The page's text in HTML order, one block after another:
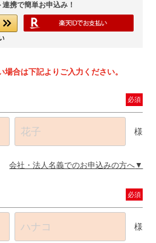
携で簡単お申込み！
合は下記よりご入力ください。
必須
様
会社・法人名義でのお申込みの方へ
必須
様